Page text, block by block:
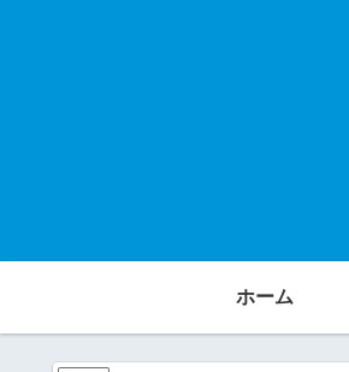
ホーム